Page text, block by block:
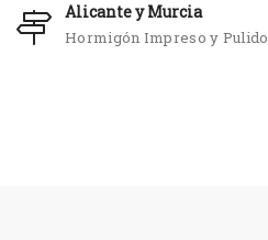
Alicante y Murcia
Hormigón Impreso y Pulido